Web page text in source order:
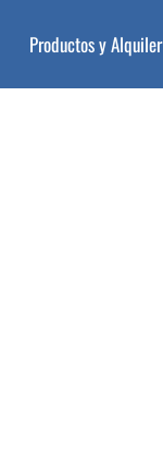
Productos y Alquiler